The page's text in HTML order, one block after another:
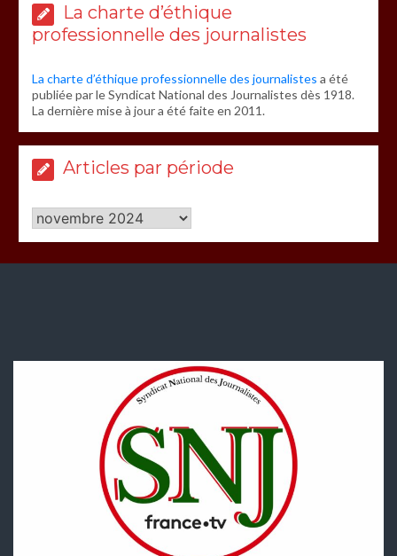
La charte d’éthique
professionnelle des journalistes
La charte d’éthique professionnelle des journalistes a été
publiée par le Syndicat National des Journalistes dès 1918.
La dernière mise à jour a été faite en 2011.
Articles par période
Articles
par
période